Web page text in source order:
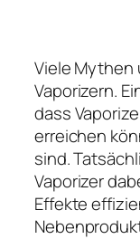
Viele Mythen
Vaporizern.
dass
erreichen
sind.
Vaporizer
Effekte